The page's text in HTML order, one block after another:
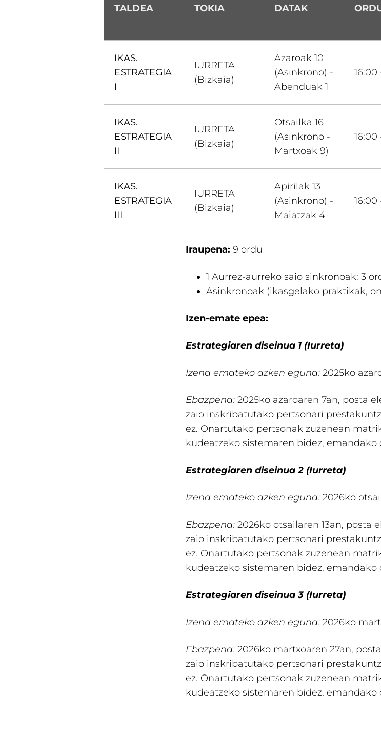
TALDEA TOKIA DATAK
IKAS.
ESTRATEGIA
I
IURRETA
(Bizkaia)
Azaroak 10
(Asinkrono) -
Abenduak 1
16:00
IKAS.
ESTRATEGIA
II
IURRETA
(Bizkaia)
Otsailka 16
(Asinkrono -
Martxoak 9)
16:00
IKAS.
ESTRATEGIA
III
IURRETA
(Bizkaia)
Apirilak 13
(Asinkrono) -
Maiatzak 4
16:00
Iraupena: 9 ordu​
1 Aurrez-aurreko saio sinkronoak: 3
Asinkronoak (ikasgelako praktikak,
Izen-emate epea:
Estrategiaren diseinua 1 (Iurreta)
Izena emateko azken eguna: 2025ko
Ebazpena: 2025ko azaroaren 7an, posta
zaio inskribatutako pertsonari
ez. Onartutako pertsonak zuzenean
kudeatzeko sistemaren bidez,
Estrategiaren diseinua 2 (Iurreta)
Izena emateko azken eguna: 2026ko
Ebazpena: 2026ko otsailaren 13an, posta
zaio inskribatutako pertsonari
ez. Onartutako pertsonak zuzenean
kudeatzeko sistemaren bidez,
Estrategiaren diseinua 3 (Iurreta)
Izena emateko azken eguna: 2026ko
Ebazpena: 2026ko martxoaren 27an,
zaio inskribatutako pertsonari
ez. Onartutako pertsonak zuzenean
kudeatzeko sistemaren bidez,